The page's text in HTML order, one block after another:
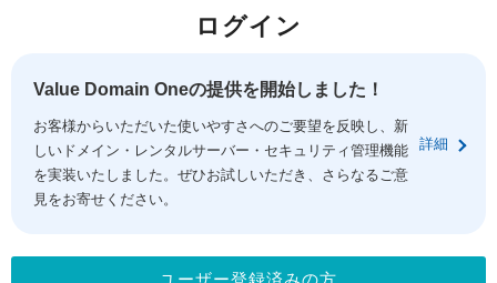
ドメイン移管
ドメイン価格一覧
ドメイン一括検索
.jpドメインオークション
コアサーバー
バリューサーバー
XREA
セキュリティトップ
Value Domain ネットde診断
SSL証明書
サービストップ
お得意様割引
facebook
ログイン
Value Domain Oneの提供を開始しました！
お客様からいただいた使いやすさへのご要望を反映し、新
しいドメイン・レンタルサーバー・セキュリティ管理機能
を実装いたしました。ぜひお試しいただき、さらなるご意
見をお寄せください。
詳細
ユーザー登録済みの方